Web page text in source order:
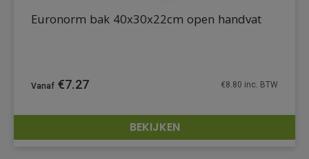
DETAILS
Euronorm bak 40x30x22cm open handvat
€7.27 €8.80 inc. BTW
BEKIJKEN